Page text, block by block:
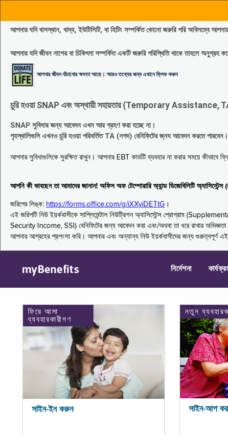
আপনার যদি বাসস্থান, খাদ্য, ইউটিলিটি, বা হিটিং সম্পর্কিত কোনো জরুরি পরি
আপনার যদি জীবন নাশের বা চিকিৎসা সম্পর্কিত একটি জরুরি পরিস্থিতি থাকে তাহলে
আপনার জীবন বাঁচানোর ক্ষমতা আছে। আরও তথ্যের জন্য এখানে ক্লিক করুন
চুরি হওয়া SNAP এবং অস্থায়ী সহায়তার (Temporary Assistance, TA)
SNAP সুবিধার জন্য আবেদন এখন আর গ্রহণ করা হচ্ছে না।
গৃহস্থালিগুলি এখনও চুরি হওয়া পরিবর্তিত TA (নগদ) বেনিফিটের জ্নয আবেদন করতে
আপনার সুবিধাগুলিকে সুরক্ষিত রাখুন। আপনার EBT কার্ডটি ব্যবহার না করার সময়ে কীভাবে
আপনি কী ভাবছেন তা আমাদের জানান! অফিস অফ টেম্পোরারি অ্যান্ড ডিজেবিলিটি
জরিপের লিঙ্ক: https://forms.office.com/g/iXXyiDETtG ।
এই জরিপটি নিউ ইয়র্কবাসীকে সাপ্লিমেন্টাল নিউট্রিশন অ্যাসিস্টেন্স প্রোগ্রাম
Security Income, SSI) বেনিফিটের জন্য আবেদন করা এবং/অথবা তা ধরে রাখার অভিজ্ঞতা
আপনার আগ্রহের প্রশংসা করি। আপনার এবং অন্যান্য নিউ ইয়র্কবাসীদের জন্য গুরুত্বপূর্ণ
myBenefits নির্দেশনা
ফিরে আসা
ব্যবহারকারীগণ
সাইন-ইন করুন
নতুন
সাইন-আপ